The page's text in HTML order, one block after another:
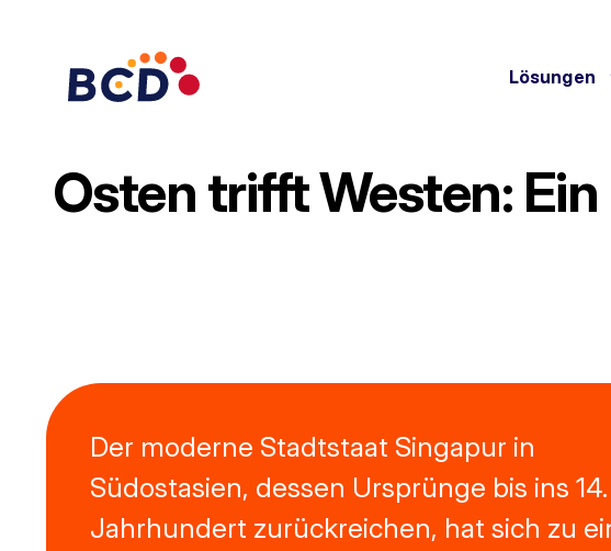
springen
Lösungen
Osten trifft Westen:
Der moderne Stadtstaat Singapur in
Südostasien, dessen Ursprünge bis ins 14.
Jahrhundert zurückreichen, hat sich zu